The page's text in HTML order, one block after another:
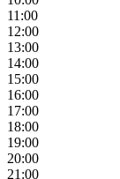
11:00
12:00
13:00
14:00
15:00
16:00
17:00
18:00
19:00
20:00
21:00